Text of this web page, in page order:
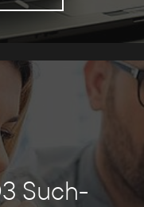
Such-